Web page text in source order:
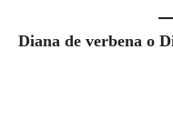
Diana de verbena o